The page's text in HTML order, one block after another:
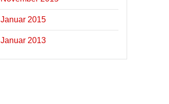
Januar 2015
Januar 2013